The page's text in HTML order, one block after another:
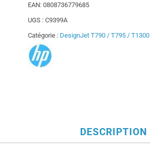
EAN: 0808736779685
UGS : C9399A
Catégorie : DesignJet T790 / T795 / T1300
DESCRIPTION